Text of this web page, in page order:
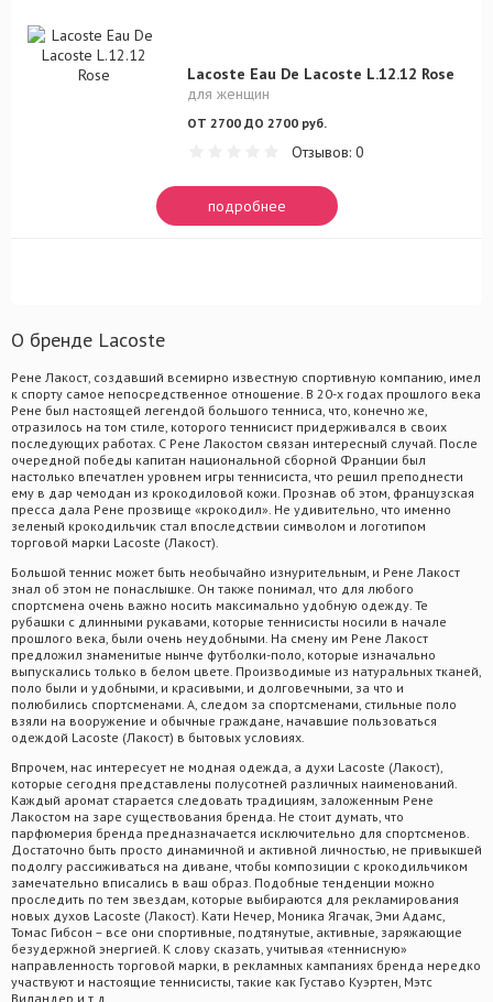
Lacoste Eau De Lacoste L.12.12 Rose
для женщин
ОТ 2700 ДО 2700 руб.
Отзывов: 0
подробнее
О бренде Lacoste
Рене Лакост, создавший всемирно известную спортивную компанию, имел
к спорту самое непосредственное отношение. В 20-х годах прошлого века
Рене был настоящей легендой большого тенниса, что, конечно же,
отразилось на том стиле, которого теннисист придерживался в своих
последующих работах. С Рене Лакостом связан интересный случай. После
очередной победы капитан национальной сборной Франции был
настолько впечатлен уровнем игры теннисиста, что решил преподнести
ему в дар чемодан из крокодиловой кожи. Прознав об этом, французская
пресса дала Рене прозвище «крокодил». Не удивительно, что именно
зеленый крокодильчик стал впоследствии символом и логотипом
торговой марки Lacoste (Лакост).
Большой теннис может быть необычайно изнурительным, и Рене Лакост
знал об этом не понаслышке. Он также понимал, что для любого
спортсмена очень важно носить максимально удобную одежду. Те
рубашки с длинными рукавами, которые теннисисты носили в начале
прошлого века, были очень неудобными. На смену им Рене Лакост
предложил знаменитые нынче футболки-поло, которые изначально
выпускались только в белом цвете. Производимые из натуральных тканей,
поло были и удобными, и красивыми, и долговечными, за что и
полюбились спортсменами. А, следом за спортсменами, стильные поло
взяли на вооружение и обычные граждане, начавшие пользоваться
одеждой Lacoste (Лакост) в бытовых условиях.
Впрочем, нас интересует не модная одежда, а духи Lacoste (Лакост),
которые сегодня представлены полусотней различных наименований.
Каждый аромат старается следовать традициям, заложенным Рене
Лакостом на заре существования бренда. Не стоит думать, что
парфюмерия бренда предназначается исключительно для спортсменов.
Достаточно быть просто динамичной и активной личностью, не привыкшей
подолгу рассиживаться на диване, чтобы композиции с крокодильчиком
замечательно вписались в ваш образ. Подобные тенденции можно
проследить по тем звездам, которые выбираются для рекламирования
новых духов Lacoste (Лакост). Кати Нечер, Моника Ягачак, Эми Адамс,
Томас Гибсон – все они спортивные, подтянутые, активные, заряжающие
безудержной энергией. К слову сказать, учитывая «теннисную»
направленность торговой марки, в рекламных кампаниях бренда нередко
участвуют и настоящие теннисисты, такие как Густаво Куэртен, Мэтс
Виландер и т.д.